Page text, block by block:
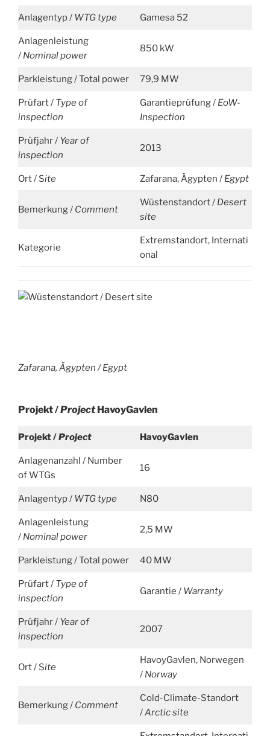
Anlagentyp / WTG type Gamesa 52
Anlagenleistung
/ Nominal power
850 kW
Parkleistung / Total power 79,9 MW
Prüfart / Type of
inspection
Garantieprüfung / EoW-
Inspection
Prüfjahr / Year of
inspection
2013
Ort / Site Zafarana, Ägypten /Egypt
Bemerkung / Comment
Wüstenstandort / Desert
site
Kategorie
Extremstandort, Internati
onal
Zafarana, Ägypten /Egypt
Projekt /ProjectHavoyGavlen
Projekt /Project HavoyGavlen
Anlagenanzahl / Number
of WTGs
16
Anlagentyp / WTG type N80
Anlagenleistung
/ Nominal power
2,5 MW
Parkleistung / Total power 40 MW
Prüfart / Type of
inspection
Garantie / Warranty
Prüfjahr / Year of
inspection
2007
Ort / Site
HavoyGavlen, Norwegen
/Norway
Bemerkung / Comment
Cold-Climate-Standort
/Arctic site